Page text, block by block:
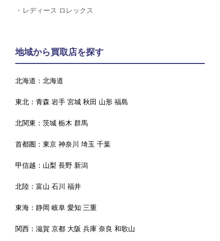
レディース ロレックス
地域から買取店を探す
北海道：北海道
東北：青森 岩手 宮城 秋田 山形 福島
北関東：茨城 栃木 群馬
首都圏：東京 神奈川 埼玉 千葉
甲信越： 山梨 長野 新潟
北陸：富山 石川 福井
東海：静岡 岐阜 愛知 三重
関西：滋賀 京都 大阪 兵庫 奈良 和歌山